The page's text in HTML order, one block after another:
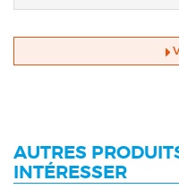
AUTRES
INTÉRESSER